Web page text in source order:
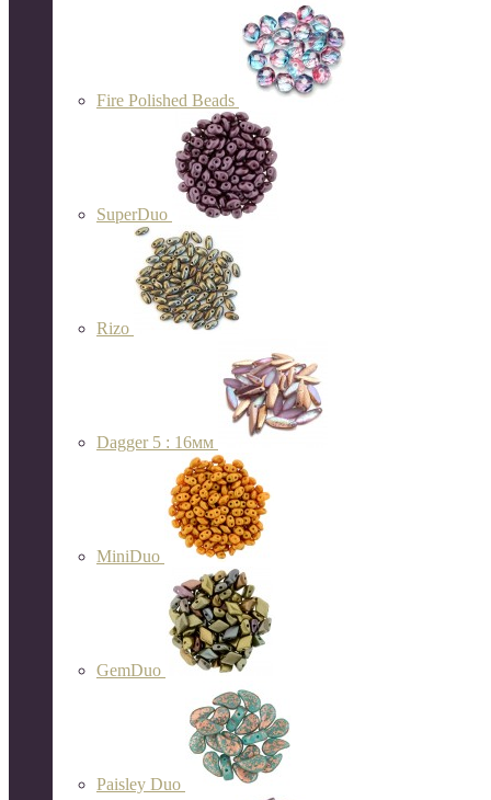
Fire Polished Beads
SuperDuo
Rizo
Dagger 5 : 16мм
MiniDuo
GemDuo
Paisley Duo